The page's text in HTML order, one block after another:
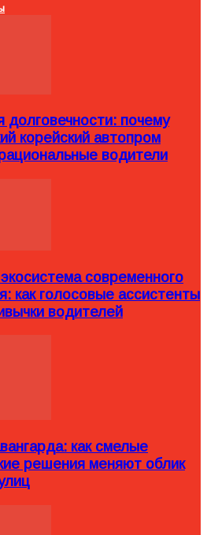
почему
корейский автопром
водители
современного
как голосовые ассистенты
водителей
как смелые
решения меняют облик